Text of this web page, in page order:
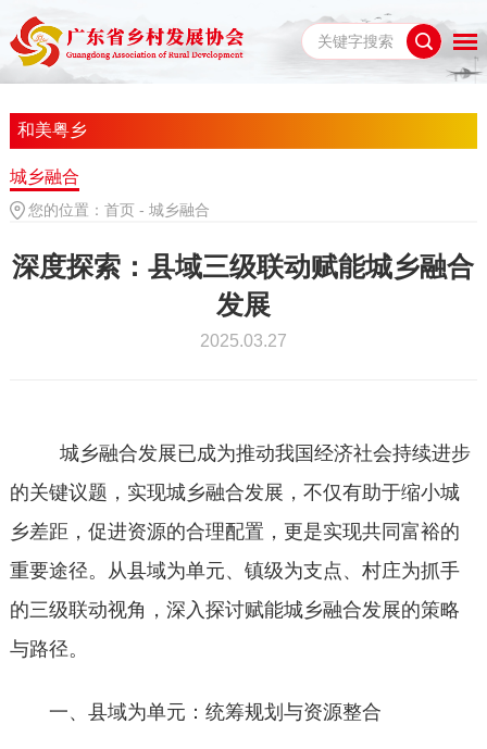
和美粤乡
城乡融合
您的位置： 首页 - 城乡融合
深度探索：县域三级联动赋能城乡融合
发展
2025.03.27
城乡融合发展已成为推动我国经济社会持续进步
的关键议题，实现城乡融合发展，不仅有助于缩小城
乡差距，促进资源的合理配置，更是实现共同富裕的
重要途径。从县域为单元、镇级为支点、村庄为抓手
的三级联动视角，深入探讨赋能城乡融合发展的策略
与路径。
一、县域为单元：统筹规划与资源整合